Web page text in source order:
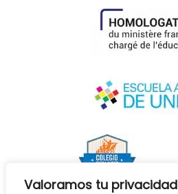
Valoramos tu privacidad